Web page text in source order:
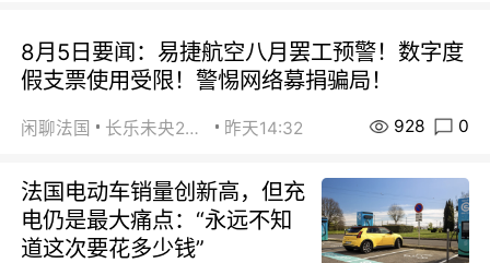
8月5日要闻：易捷航空八月罢工预警！数字度
假支票使用受限！警惕网络募捐骗局！
闲聊法国 长乐未央2015 昨天14:32 928 0
法国电动车销量创新高，但充
电仍是最大痛点：“永远不知
道这次要花多少钱”